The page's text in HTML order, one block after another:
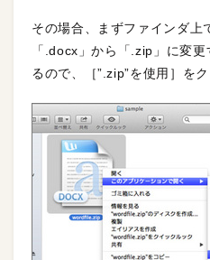
その場合、まずファインダ上
「.docx」から「.zip」に変
るので、［”.zip”を使用］をク